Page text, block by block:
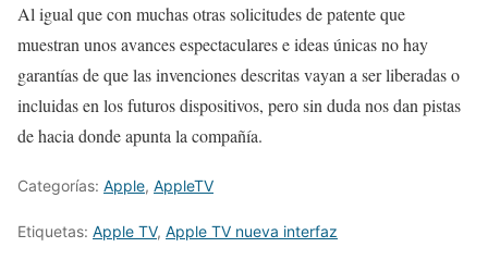
Al igual que con muchas otras solicitudes de patente que
muestran unos avances espectaculares e ideas únicas no hay
garantías de que las invenciones descritas vayan a ser liberadas o
incluidas en los futuros dispositivos, pero sin duda nos dan pistas
de hacia donde apunta la compañía.
Categorías: Apple, AppleTV
Etiquetas: Apple TV, Apple TV nueva interfaz